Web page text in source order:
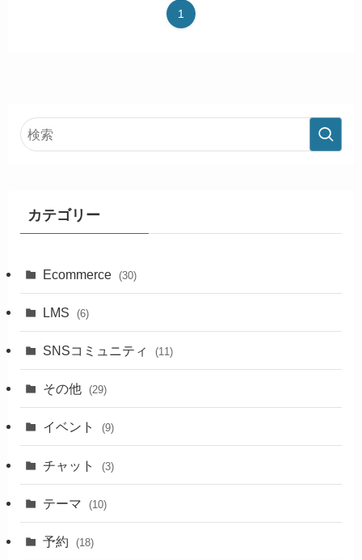
1
カテゴリー
Ecommerce (30)
LMS (6)
SNSコミュニティ (11)
その他 (29)
イベント (9)
チャット (3)
テーマ (10)
予約 (18)